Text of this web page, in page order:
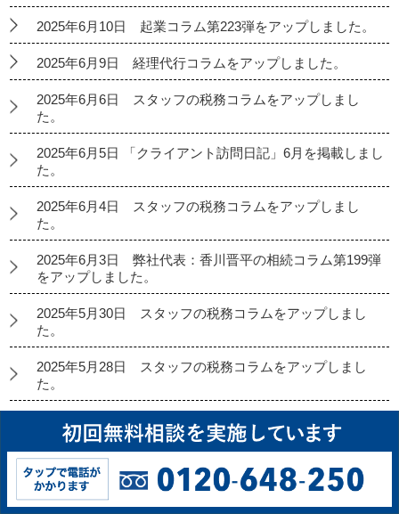
2025年6月10日 起業コラム第223弾をアップしました。
2025年6月9日 経理代行コラムをアップしました。
2025年6月6日 スタッフの税務コラムをアップしまし
た。
2025年6月5日 「クライアント訪問日記」6月を掲載しまし
た。
2025年6月4日 スタッフの税務コラムをアップしまし
た。
2025年6月3日 弊社代表：香川晋平の相続コラム第199弾
をアップしました。
2025年5月30日 スタッフの税務コラムをアップしまし
た。
2025年5月28日 スタッフの税務コラムをアップしまし
た。
2025年5月27日 起業コラム第222弾をアップしました。
2025年5月26日 経理代行コラムをアップしました。
2025年5月23日 スタッフの税務コラムをアップしまし
た。